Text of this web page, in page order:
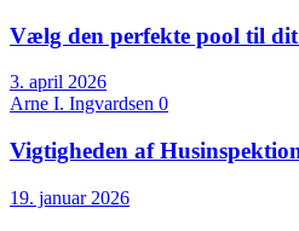
Vælg den perfekte pool til
3. april 2026
Arne I. Ingvardsen 0
Vigtigheden af
19. januar 2026